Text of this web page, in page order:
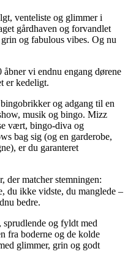
venteliste og glimmer i
gårdhaven og forvandlet
og fabulous vibes. Og nu
vi endnu engang dørene
er kedeligt.
og adgang til en
musik og bingo. Mizz
vært, bingo-diva og
bag sig (og en garderobe,
er du garanteret
matcher stemningen:
du ikke vidste, du manglede –
bedre.
og fyldt med
fra boderne og de kolde
glimmer, grin og godt